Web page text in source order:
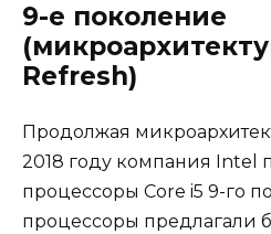
9-е поколение
Refresh)
Продолжая
2018 году компания Intel
процессоры Core i5 9-го
процессоры предлагали